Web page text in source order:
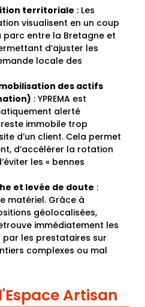
territoriale : Les
visualisent en un coup
parc entre la Bretagne et
d’ajuster les
locale des
des actifs
: YPREMA est
alerté
immobile trop
d’un client. Cela permet
d’accélérer la rotation
les « bennes
et levée de doute :
matériel. Grâce à
géolocalisées,
immédiatement les
par les prestataires sur
complexes ou mal
Artisan